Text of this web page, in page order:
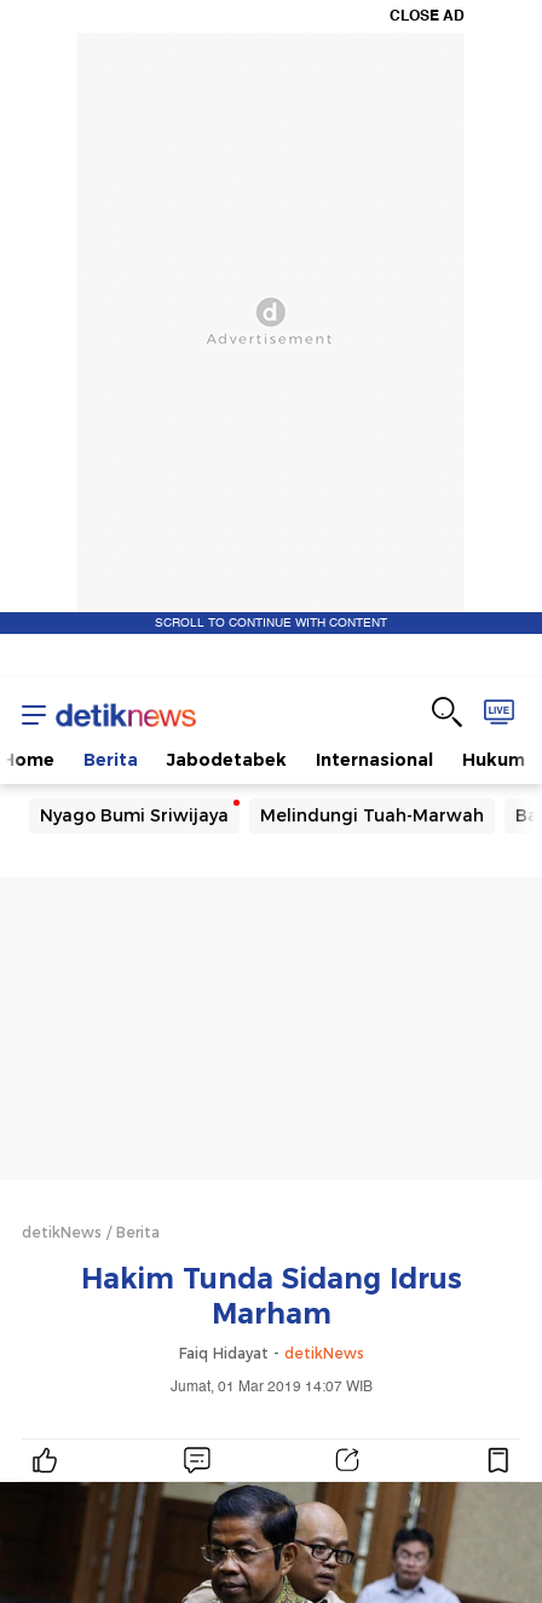
CLOSE AD
SCROLL TO CONTINUE WITH CONTENT
Home Berita Jabodetabek Internasional Hukum
Nyago Bumi Sriwijaya Melindungi Tuah-Marwah
detikNews Berita
Hakim Tunda Sidang Idrus
Marham
Faiq Hidayat - detikNews
Jumat, 01 Mar 2019 14:07 WIB